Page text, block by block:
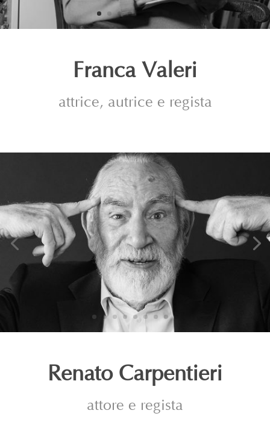
Franca Valeri
attrice, autrice e regista
Renato Carpentieri
attore e regista